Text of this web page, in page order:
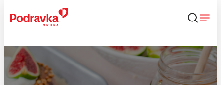
content